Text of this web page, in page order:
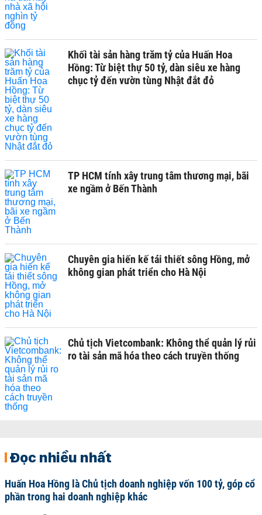
Khối tài sản hàng trăm tỷ của Huấn Hoa
Hồng: Từ biệt thự 50 tỷ, dàn siêu xe hàng
chục tỷ đến vườn tùng Nhật đắt đỏ
TP HCM tính xây trung tâm thương mại, bãi
xe ngầm ở Bến Thành
Chuyên gia hiến kế tái thiết sông Hồng, mở
không gian phát triển cho Hà Nội
Chủ tịch Vietcombank: Không thể quản lý rủi
ro tài sản mã hóa theo cách truyền thống
Đọc nhiều nhất
Huấn Hoa Hồng là Chủ tịch doanh nghiệp vốn 100 tỷ, góp cổ
phần trong hai doanh nghiệp khác